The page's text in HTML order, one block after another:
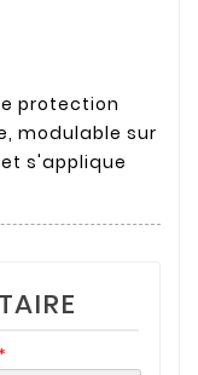
protection
modulable sur
s'applique